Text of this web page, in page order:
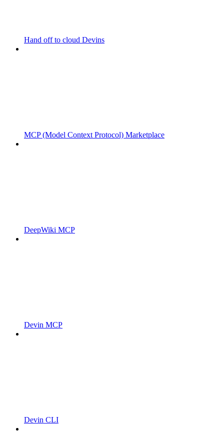
Hand off to cloud Devins
MCP (Model Context Protocol) Marketplace
DeepWiki MCP
Devin MCP
Devin CLI